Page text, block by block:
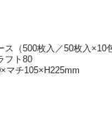
ス（500枚入／50枚入×10
フト80
マチ105×H225mm